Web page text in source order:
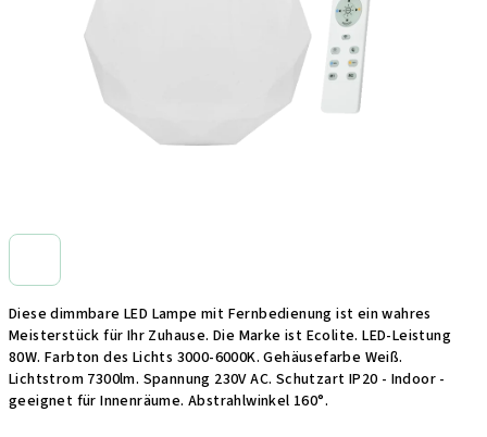
Diese dimmbare LED Lampe mit Fernbedienung ist ein wahres
Meisterstück für Ihr Zuhause. Die Marke ist Ecolite. LED-Leistung
80W. Farbton des Lichts 3000-6000K. Gehäusefarbe Weiß.
Lichtstrom 7300lm. Spannung 230V AC. Schutzart IP20 - Indoor -
geeignet für Innenräume. Abstrahlwinkel 160°.